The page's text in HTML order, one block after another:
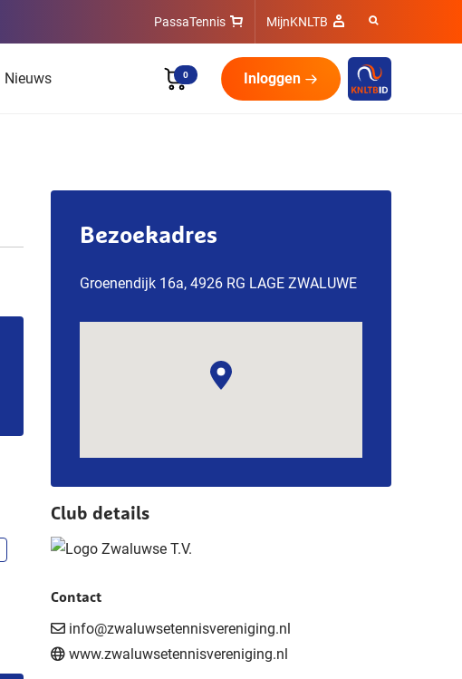
PassaTennis MijnKNLTB
Nieuws 0 Inloggen
Bezoekadres
Groenendijk 16a, 4926 RG LAGE ZWALUWE
Club details
Contact
info@zwaluwsetennisvereniging.nl
www.zwaluwsetennisvereniging.nl